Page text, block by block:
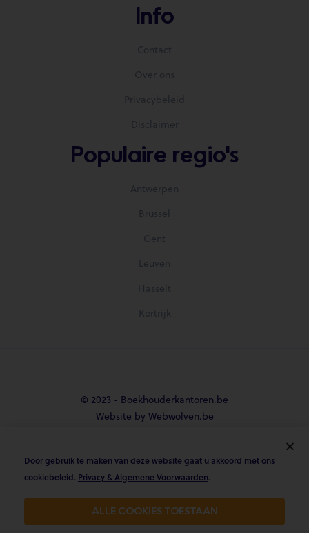
Info
Contact
Over ons
Privacybeleid
Disclaimer
Populaire regio's
Antwerpen
Brussel
Gent
Leuven
Hasselt
Kortrijk
© 2023 - Boekhouderkantoren.be
Website by Webwolven.be
  
Gemiddelde klantbeoordeling
4.8/5 op Trustpilot & 4.9/5 op google
Door gebruik te maken van deze website gaat u akkoord met ons
cookiebeleid. Privacy & Algemene Voorwaarden.
ALLE COOKIES TOESTAAN